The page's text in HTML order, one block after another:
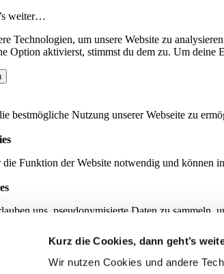
Kurz die Cookies, dann geht’s
Wir nutzen Cookies und andere
weiter…
Technologien, um unsere Website zu
Option aktivierst, stimmst du dem zu. Um
bestmögliche Nutzung unserer Webseite zu
Funktion der Website notwendig und können
uns, pseudonymisierte Daten zu sammeln,
uns zu verstehen, wie unsere Webseite